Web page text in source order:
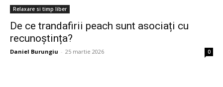
Relaxare si timp liber
De ce trandafirii peach sunt asociați cu
recunoștința?
Daniel Burungiu - 25 martie 2026 0